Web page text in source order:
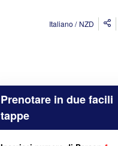
Italiano NZD
Prenotare in due facili
tappe